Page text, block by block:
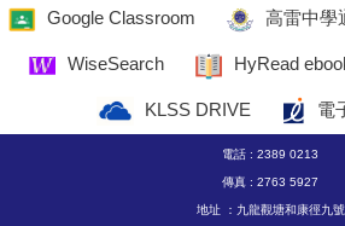
Google Classroom 高雷中學
WiseSearch HyRead
KLSS DRIVE 電
電話 : 2389 0213
傳真 : 2763 5927
地址 ：九龍觀塘和康徑九號